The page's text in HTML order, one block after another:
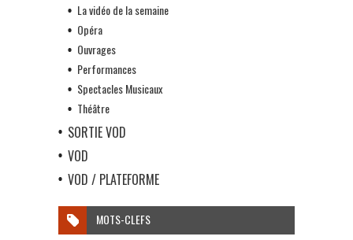
La vidéo de la semaine
Opéra
Ouvrages
Performances
Spectacles Musicaux
Théâtre
SORTIE VOD
VOD
VOD / PLATEFORME
MOTS-CLEFS